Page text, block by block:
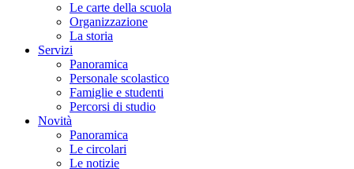
Le carte della scuola
Organizzazione
La storia
Servizi
Panoramica
Personale scolastico
Famiglie e studenti
Percorsi di studio
Novità
Panoramica
Le circolari
Le notizie